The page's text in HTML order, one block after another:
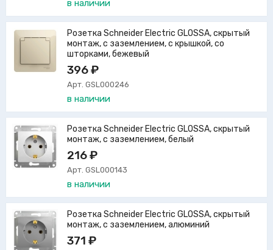
в наличии
Розетка Schneider Electric GLOSSA, скрытый
монтаж, с заземлением, с крышкой, со
шторками, бежевый
396 ₽
Арт. GSL000246
в наличии
Розетка Schneider Electric GLOSSA, скрытый
монтаж, с заземлением, белый
216 ₽
Арт. GSL000143
в наличии
Розетка Schneider Electric GLOSSA, скрытый
монтаж, с заземлением, алюминий
371 ₽